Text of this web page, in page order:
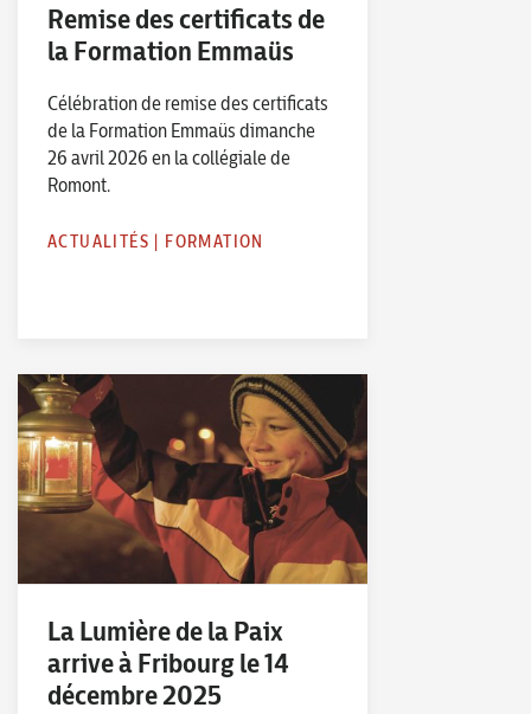
Remise des certificats de
la Formation Emmaüs
Célébration de remise des certificats
de la Formation Emmaüs dimanche
26 avril 2026 en la collégiale de
Romont.
ACTUALITÉS | FORMATION
La Lumière de la Paix
arrive à Fribourg le 14
décembre 2025